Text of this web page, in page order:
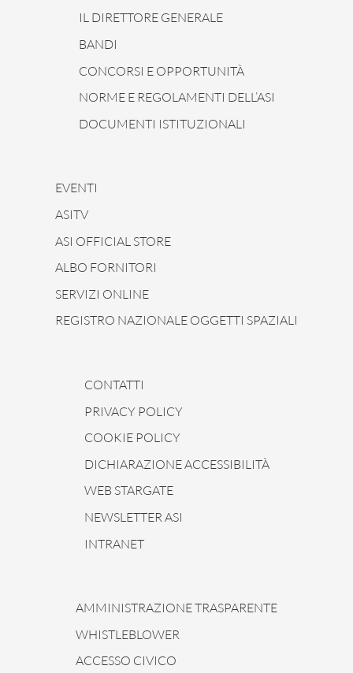
IL DIRETTORE GENERALE
BANDI
CONCORSI E OPPORTUNITÀ
NORME E REGOLAMENTI DELL’ASI
DOCUMENTI ISTITUZIONALI
EVENTI
ASITV
ASI OFFICIAL STORE
ALBO FORNITORI
SERVIZI ONLINE
REGISTRO NAZIONALE OGGETTI SPAZIALI
CONTATTI
PRIVACY POLICY
COOKIE POLICY
DICHIARAZIONE ACCESSIBILITÀ
WEB STARGATE
NEWSLETTER ASI
INTRANET
AMMINISTRAZIONE TRASPARENTE
WHISTLEBLOWER
ACCESSO CIVICO